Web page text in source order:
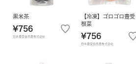
黒米茶
¥756
日本豊受自然農株式会社
【冷凍】ゴロゴロ豊受
根菜
¥756
日本豊受自然農株式会社